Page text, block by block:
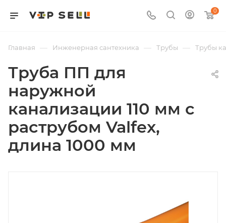
0
Главная — Инженерная сантехника — Трубы — Трубы
Труба ПП для
наружной
канализации 110 мм с
раструбом Valfex,
длина 1000 мм